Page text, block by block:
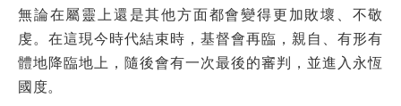
無論在屬靈上還是其他方面都會變得更加敗壞、不敬
虔。在這現今時代結束時，基督會再臨，親自、有形有
體地降臨地上，隨後會有一次最後的審判，並進入永恆
國度。